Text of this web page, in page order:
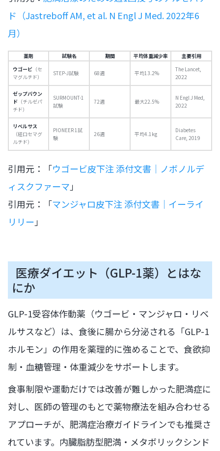
ド（Jastreboff AM, et al. N Engl J Med. 2022年6
月）
薬剤 試験名 期間 平均体重減少率
主要引用
ウゴービ （セ
マグルチド）
STEP-J試験 68週 平均13.2%
The Lancet,
2022
ゼップバウン
ド （チルゼパ
チド）
SURMOUNT-1
試験
72週 最大22.5%
N Engl J Med,
2022
リベルサス
（経口セマグ
ルチド）
PIONEER 1試
験
26週 平均4.1kg
Diabetes
Care, 2019
引用元：「ウゴービ皮下注 添付文書｜ノボノルデ
ィスクファーマ 」
引用元：「マンジャロ皮下注 添付文書｜イーライ
リリー 」
医療ダイエット（GLP-1薬）とはな
にか
GLP-1受容体作動薬（ウゴービ・マンジャロ・リベ
ルサスなど）は、食後に腸から分泌される「GLP-1
ホルモン」の作用を薬理的に強めることで、食欲抑
制・血糖管理・体重減少をサポートします。
食事制限や運動だけでは改善が難しかった肥満症に
対し、医師の管理のもとで薬物療法を組み合わせる
アプローチが、肥満症治療ガイドラインでも推奨さ
れています。内臓脂肪型肥満・メタボリックシンド